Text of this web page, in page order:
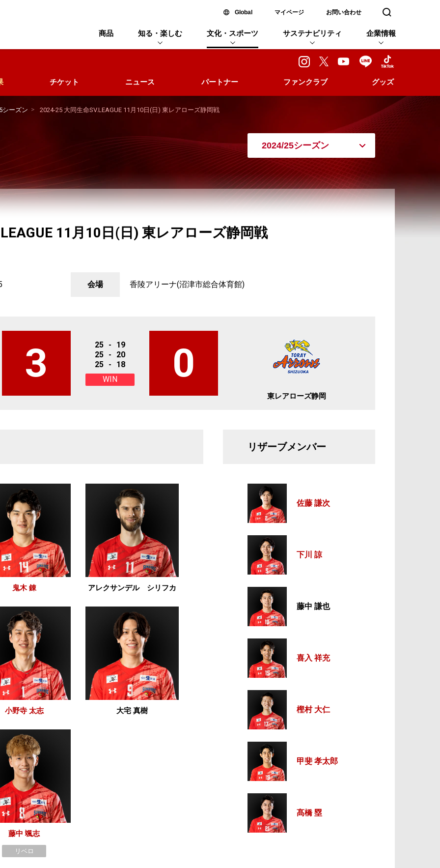
Global新しいウィンドウで開く
マイページ お問い合わせ 検索窓を開く
商品 知る・楽しむ 文化・スポーツ サステナビリティ 企業情報
チケット ニュース パートナー ファンクラブ グッズ
シーズン 2024-25 大同生命SV.LEAGUE 11月10日(日) 東レアローズ静岡戦
11月10日(日) 東レアローズ静岡戦
会場 香陵アリーナ(沼津市総合体育館)
3 25 -
19
25 -
20
25 -
18
WIN
0
東レアローズ静岡
鬼木 錬 アレクサンデル シリフカ
小野寺 太志 大宅 真樹
藤中 颯志
リベロ
リザーブメンバー
佐藤 謙次
下川 諒
藤中 謙也
喜入 祥充
樫村 大仁
甲斐 孝太郎
髙橋 塁